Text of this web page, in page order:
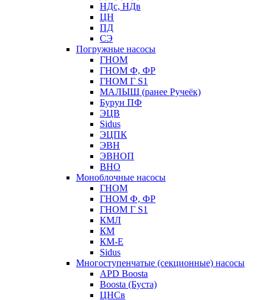
НДс, НДв
ЦН
ПД
СЭ
Погружные насосы
ГНОМ
ГНОМ Ф, ФР
ГНОМ Г S1
МАЛЫШ (ранее Ручеёк)
Бурун ПФ
ЭЦВ
Sidus
ЭЦПК
ЭВН
ЭВНОП
ВНО
Моноблочные насосы
ГНОМ
ГНОМ Ф, ФР
ГНОМ Г S1
КМЛ
КМ
КМ-Е
Sidus
Многоступенчатые (секционные) насосы
APD Boosta
Boosta (Буста)
ЦНСв